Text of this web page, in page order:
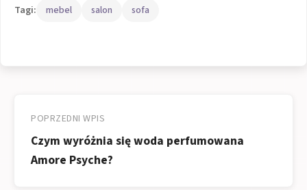
Tagi: mebel salon sofa
wpisu
POPRZEDNI WPIS
Czym wyróżnia się woda perfumowana
Amore Psyche?